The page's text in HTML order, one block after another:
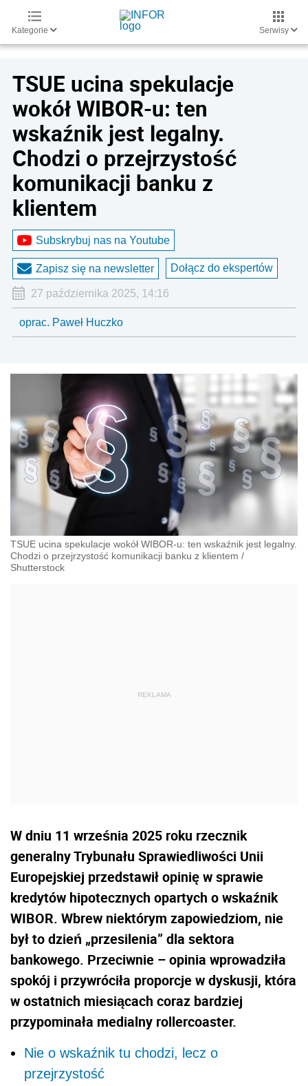
Kategorie Serwisy
TSUE ucina spekulacje
wokół WIBOR-u: ten
wskaźnik jest legalny.
Chodzi o przejrzystość
komunikacji banku z
klientem
Subskrybuj nas na Youtube
Zapisz się na newsletter Dołącz do ekspertów
27 października 2025, 14:16
oprac. Paweł Huczko
TSUE ucina spekulacje wokół WIBOR-u: ten wskaźnik jest legalny.
Chodzi o przejrzystość komunikacji banku z klientem /
Shutterstock
W dniu 11 września 2025 roku rzecznik
generalny Trybunału Sprawiedliwości Unii
Europejskiej przedstawił opinię w sprawie
kredytów hipotecznych opartych o wskaźnik
WIBOR. Wbrew niektórym zapowiedziom, nie
był to dzień „przesilenia” dla sektora
bankowego. Przeciwnie – opinia wprowadziła
spokój i przywróciła proporcje w dyskusji, która
w ostatnich miesiącach coraz bardziej
przypominała medialny rollercoaster.
Nie o wskaźnik tu chodzi, lecz o
przejrzystość